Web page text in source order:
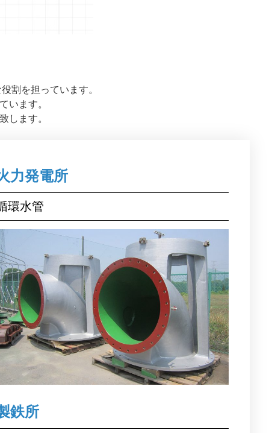
割を担っています。
います。
します。
力発電所
環水管
鉄所